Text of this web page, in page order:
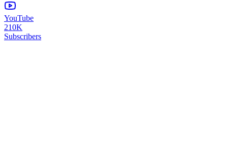
YouTube
210K
Subscribers